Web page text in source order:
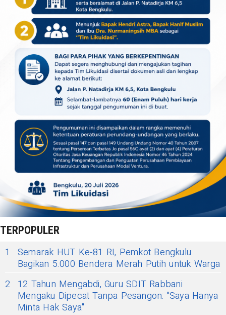
TERPOPULER
1
Semarak HUT Ke-81 RI, Pemkot Bengkulu
Bagikan 5.000 Bendera Merah Putih untuk Warga
2
12 Tahun Mengabdi, Guru SDIT Rabbani
Mengaku Dipecat Tanpa Pesangon: "Saya Hanya
Minta Hak Saya"